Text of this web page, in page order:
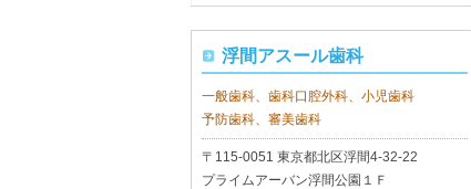
浮間アスール歯科
一般歯科、歯科口腔外科、小児歯科
予防歯科、審美歯科
〒115-0051 東京都北区浮間4-32-22
プライムアーバン浮間公園１Ｆ